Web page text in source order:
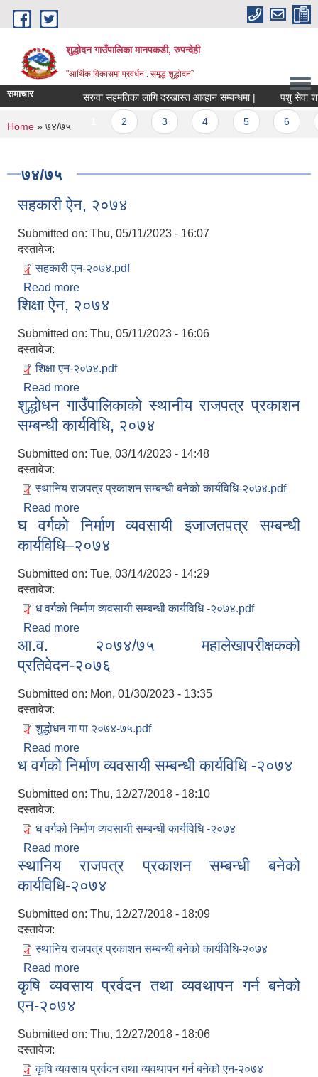
Skip to main content
शुद्धोदन गाउँपालिका मानपकडी, रुपन्देही
"आर्थिक विकासमा प्रवर्धन : समृद्ध शुद्धोदन”
समाचार सरुवा सहमतिका लागि दरखास्त आव्हान सम्बन्धमा | पशु सेवा शाखा
Pages
1
You are here
Home » ७४/७५
७४/७५
सहकारी ऐन, २०७४
Submitted on: Thu, 05/11/2023 - 16:07
दस्तावेज:
सहकारी एन-२०७४.pdf
Read more
शिक्षा ऐन, २०७४
Submitted on: Thu, 05/11/2023 - 16:06
दस्तावेज:
शिक्षा एन-२०७४.pdf
Read more
शुद्धोधन गाउँपालिकाको स्थानीय राजपत्र प्रकाशन
सम्बन्धी कार्यविधि, २०७४
Submitted on: Tue, 03/14/2023 - 14:48
दस्तावेज:
स्थानिय राजपत्र प्रकाशन सम्बन्धी बनेको कार्यविधि-२०७४.pdf
Read more
सम्बन्धी कार्यविधि, २०७४
घ वर्गको निर्माण व्यवसायी इजाजतपत्र सम्बन्धी
कार्यविधि–२०७४
Submitted on: Tue, 03/14/2023 - 14:29
दस्तावेज:
ध वर्गको निर्माण व्यवसायी सम्बन्धी कार्यविधि -२०७४.pdf
Read more
कार्यविधि–२०७४
आ.व. २०७४/७५ महालेखापरीक्षकको
प्रतिवेदन-२०७६
Submitted on: Mon, 01/30/2023 - 13:35
दस्तावेज:
शुद्धोधन गा पा २०७४-७५.pdf
Read more
प्रतिवेदन-२०७६
ध वर्गको निर्माण व्यवसायी सम्बन्धी कार्यविधि -२०७४
Submitted on: Thu, 12/27/2018 - 18:10
दस्तावेज:
ध वर्गको निर्माण व्यवसायी सम्बन्धी कार्यविधि -२०७४
Read more
स्थानिय राजपत्र प्रकाशन सम्बन्धी बनेको
कार्यविधि-२०७४
Submitted on: Thu, 12/27/2018 - 18:09
दस्तावेज:
स्थानिय राजपत्र प्रकाशन सम्बन्धी बनेको कार्यविधि-२०७४
Read more
कार्यविधि-२०७४
कृषि व्यवसाय प्रर्वदन तथा व्यवथापन गर्न बनेको
एन-२०७४
Submitted on: Thu, 12/27/2018 - 18:06
दस्तावेज:
कृषि व्यवसाय प्रर्वदन तथा व्यवथापन गर्न बनेको एन-२०७४